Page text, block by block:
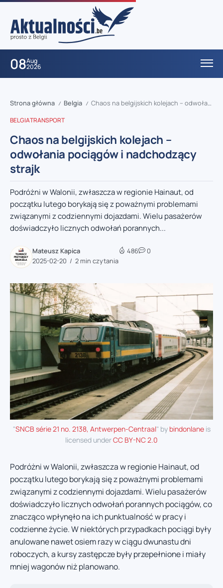
08Aug
2026
Strona główna / Belgia / Chaos na belgijskich kolejach – odwołania pociągów i nadchodzący strajk
BELGIATRANSPORT
Chaos na belgijskich kolejach –
odwołania pociągów i nadchodzący
strajk
Podróżni w Walonii, zwłaszcza w regionie Hainaut, od
początku lutego borykają się z poważnymi problemami
związanymi z codziennymi dojazdami. Wielu pasażerów
doświadczyło licznych odwołań porannych...
Mateusz Kapica
2025-02-20
2 min czytania
486 0
"SNCB série 21 no. 2138, Antwerpen-Centraal" by bindonlaneis
licensed underCC BY-NC 2.0
Podróżni w Walonii, zwłaszcza w regionie Hainaut, od
początku lutego borykają się z poważnymi problemami
związanymi z codziennymi dojazdami. Wielu pasażerów
doświadczyło licznych odwołań porannych pociągów, co
znacząco wpłynęło na ich punktualność w pracy i
codzienne życie. W niektórych przypadkach pociągi były
anulowane nawet osiem razy w ciągu dwunastu dni
roboczych, a kursy zastępcze były przepełnione i miały
mniej wagonów niż planowano.